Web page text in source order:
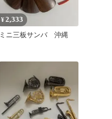
¥2,333
ミニ三板サンバ 沖縄